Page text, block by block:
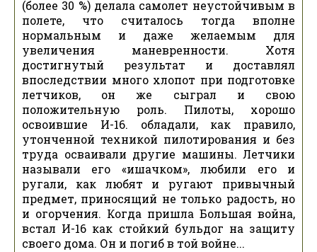
(более 30 %) делала самолет неустойчивым в
полете, что считалось тогда вполне
нормальным и даже желаемым для
увеличения маневренности. Хотя
достигнутый результат и доставлял
впоследствии много хлопот при подготовке
летчиков, он же сыграл и свою
положительную роль. Пилоты, хорошо
освоившие И-16. обладали, как правило,
утонченной техникой пилотирования и без
труда осваивали другие машины. Летчики
называли его «ишачком», любили его и
ругали, как любят и ругают привычный
предмет, приносящий не только радость, но
и огорчения. Когда пришла Большая война,
встал И-16 как стойкий бульдог на защиту
своего дома. Он и погиб в той войне...